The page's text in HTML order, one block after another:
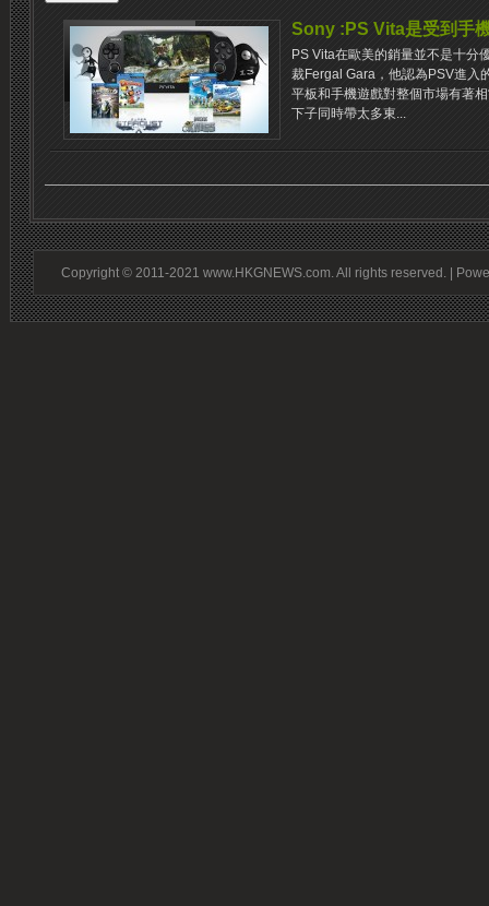
Sony :PS Vita是受到手
PS Vita在歐美的銷量並不是十分
裁Fergal Gara，他認為PSV進入
平板和手機遊戲對整個市場有著
下子同時帶太多東...
Copyright © 2011-2021 www.HKGNEWS.com. All rights reserved. |